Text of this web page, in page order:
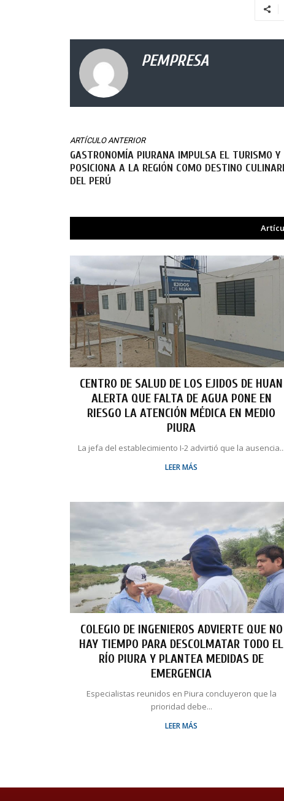
PEMPRESA
ARTÍCULO ANTERIOR
GASTRONOMÍA PIURANA IMPULSA EL TURISMO Y
POSICIONA A LA REGIÓN COMO DESTINO
DEL PERÚ
CENTRO DE SALUD DE LOS EJIDOS DE HUAN
ALERTA QUE FALTA DE AGUA PONE EN
RIESGO LA ATENCIÓN MÉDICA EN MEDIO
PIURA
La jefa del establecimiento I-2 advirtió que la ausencia...
LEER MÁS
COLEGIO DE INGENIEROS ADVIERTE QUE NO
HAY TIEMPO PARA DESCOLMATAR TODO EL
RÍO PIURA Y PLANTEA MEDIDAS DE
EMERGENCIA
Especialistas reunidos en Piura concluyeron que la
prioridad debe...
LEER MÁS